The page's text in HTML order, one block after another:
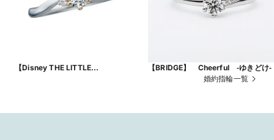
【Disney THE LITTLE
【BRIDGE】 Cheerful ‐ゆきどけ‐
婚約指輪一覧